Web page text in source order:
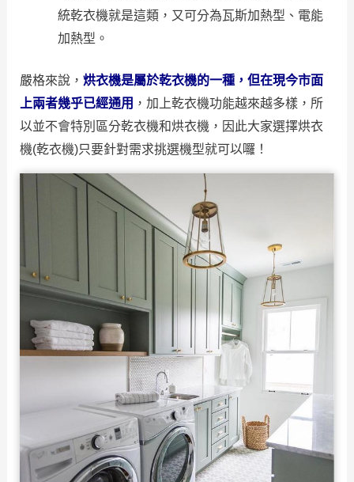
統乾衣機就是這類，又可分為瓦斯加熱型、電能
加熱型。
嚴格來說， 烘衣機是屬於乾衣機的一種，但在現今市面
上兩者幾乎已經通用 ，加上乾衣機功能越來越多樣，所
以並不會特別區分乾衣機和烘衣機，因此大家選擇烘衣
機(乾衣機)只要針對需求挑選機型就可以囉！